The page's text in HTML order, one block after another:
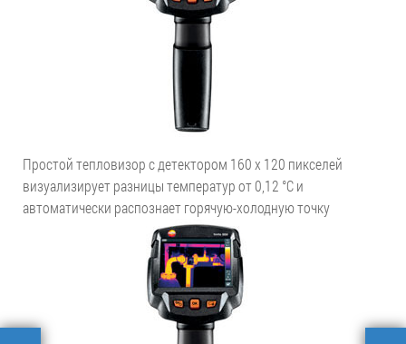
Простой тепловизор с детектором 160 x 120 пикселей
визуализирует разницы температур от 0,12 °C и
автоматически распознает горячую-холодную точку